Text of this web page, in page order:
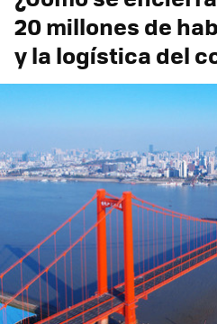
20 millones de
y la logística del